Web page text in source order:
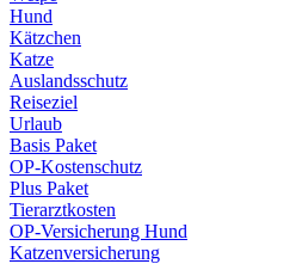
Hund
Kätzchen
Katze
Auslandsschutz
Reiseziel
Urlaub
Basis Paket
OP-Kostenschutz
Plus Paket
Tierarztkosten
OP-Versicherung Hund
Katzenversicherung